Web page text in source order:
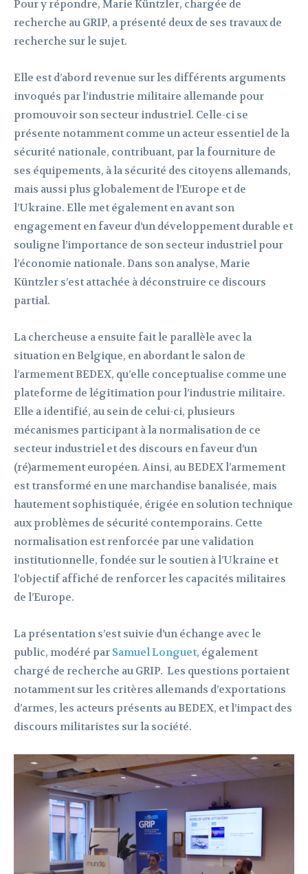
Pour y répondre, Marie Küntzler, chargée de
recherche au GRIP, a présenté deux de ses travaux de
recherche sur le sujet.
Elle est d’abord revenue sur les différents arguments
invoqués par l’industrie militaire allemande pour
promouvoir son secteur industriel. Celle-ci se
présente notamment comme un acteur essentiel de la
sécurité nationale, contribuant, par la fourniture de
ses équipements, à la sécurité des citoyens allemands,
mais aussi plus globalement de l’Europe et de
l’Ukraine. Elle met également en avant son
engagement en faveur d’un développement durable et
souligne l’importance de son secteur industriel pour
l’économie nationale. Dans son analyse, Marie
Küntzler s’est attachée à déconstruire ce discours
partial.
La chercheuse a ensuite fait le parallèle avec la
situation en Belgique, en abordant le salon de
l’armement BEDEX, qu’elle conceptualise comme une
plateforme de légitimation pour l’industrie militaire.
Elle a identifié, au sein de celui-ci, plusieurs
mécanismes participant à la normalisation de ce
secteur industriel et des discours en faveur d’un
(ré)armement européen. Ainsi, au BEDEX l’armement
est transformé en une marchandise banalisée, mais
hautement sophistiquée, érigée en solution technique
aux problèmes de sécurité contemporains. Cette
normalisation est renforcée par une validation
institutionnelle, fondée sur le soutien à l’Ukraine et
l’objectif affiché de renforcer les capacités militaires
de l’Europe.
La présentation s’est suivie d’un échange avec le
public, modéré par Samuel Longuet, également
chargé de recherche au GRIP. Les questions portaient
notamment sur les critères allemands d’exportations
d’armes, les acteurs présents au BEDEX, et l’impact des
discours militaristes sur la société.